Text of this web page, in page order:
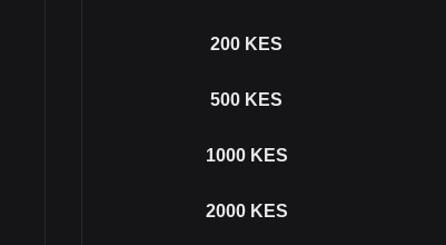
200 KES
500 KES
1000 KES
2000 KES